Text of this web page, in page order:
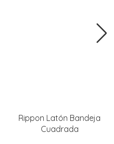
Rippon Latón Bandeja
Cuadrada